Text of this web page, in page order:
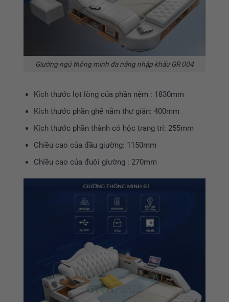
Giường ngủ thông minh đa năng nhập khẩu GR 004
Kích thước lọt lòng của phần nệm : 1830mm
Kích thước phần ghế nằm thư giãn: 400mm
Kích thước phần thành có hộc trang trí: 255mm
Chiều cao của đầu giường: 1150mm
Chiều cao của đuôi giường : 270mm